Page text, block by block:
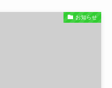
お知らせ